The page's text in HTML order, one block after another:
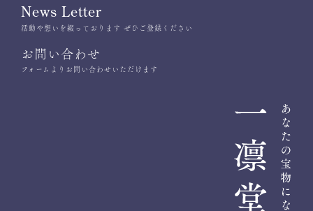
News Letter
活動や想いを綴っております ぜひご登録ください
お問い合わせ
フォームよりお問い合わせいただけます